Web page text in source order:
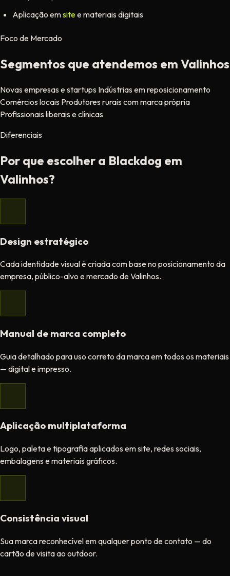
Aplicação emsitee materiais digitais
Foco de Mercado
Segmentos que atendemos em Valinhos
Novas empresas e startups Indústrias em reposicionamento
Comércios locais Produtores rurais com marca própria
Profissionais liberais e clínicas
Diferenciais
Por que escolher a Blackdog em
Valinhos?
Design estratégico
Cada identidade visual é criada com base no posicionamento da
empresa, público-alvo e mercado de Valinhos.
Manual de marca completo
Guia detalhado para uso correto da marca em todos os materiais
— digital e impresso.
Aplicação multiplataforma
Logo, paleta e tipografia aplicados em site, redes sociais,
embalagens e materiais gráficos.
Consistência visual
Sua marca reconhecível em qualquer ponto de contato — do
cartão de visita ao outdoor.